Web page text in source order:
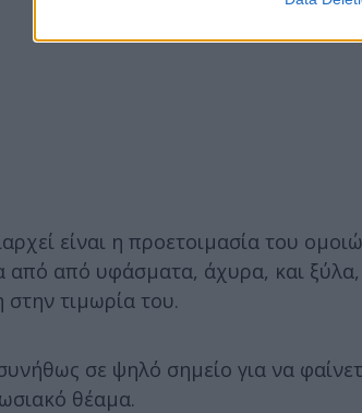
είναι η προετοιμασία του
από από υφάσματα, άχυρα, και
τιμωρία του.
σε ψηλό σημείο για να
θέαμα.